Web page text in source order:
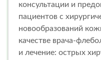
консультации и
пациентов с
новообразований
качестве врача-
и лечение: острых